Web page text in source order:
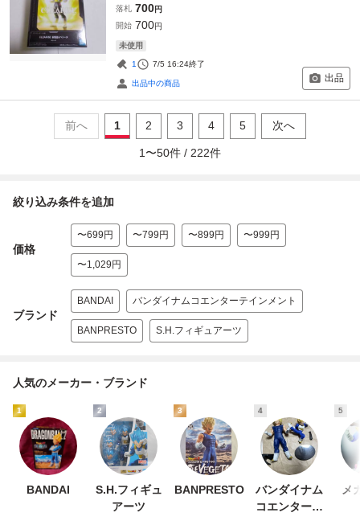
落札 700円
開始 700円
未使用
1 7/5 16:24終了
出品中の商品 出品
前へ 1 2 3 4 5 次へ
1 〜50件 / 222件
絞り込み条件を追加
価格
〜699円 〜799円 〜899円 〜999円
〜1,029円
ブランド
BANDAI バンダイナムコエンターテインメント
BANPRESTO S.H.フィギュアーツ
人気のメーカー・ブランド
1
BANDAI
2
S.H.フィギュ
アーツ
3
BANPRESTO
4
バンダイナム
コエンターテ
5
メ